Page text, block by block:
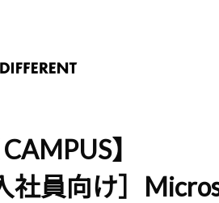
CAMPUS】
社員向け］